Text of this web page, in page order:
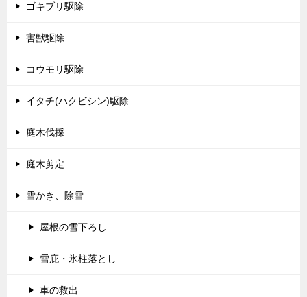
ゴキブリ駆除
害獣駆除
コウモリ駆除
イタチ(ハクビシン)駆除
庭木伐採
庭木剪定
雪かき、除雪
屋根の雪下ろし
雪庇・氷柱落とし
車の救出